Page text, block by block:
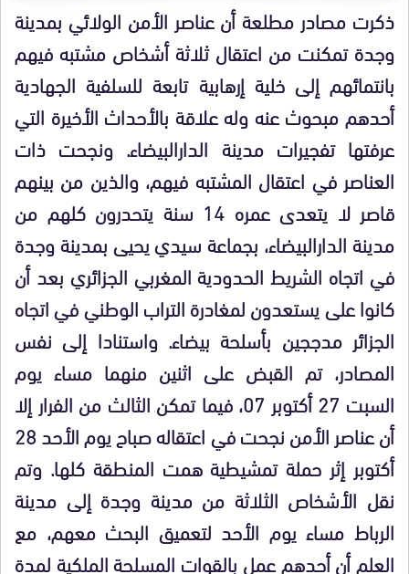
ذكرت مصادر مطلعة أن عناصر الأمن الولائي بمدينة
وجدة تمكنت من اعتقال ثلاثة أشخاص مشتبه فيهم
بانتمائهم إلى خلية إرهابية تابعة للسلفية الجهادية
أحدهم مبحوث عنه وله علاقة بالأحداث الأخيرة التي
عرفتها تفجيرات مدينة الدارالبيضاء. ونجحت ذات
العناصر في اعتقال المشتبه فيهم، والذين من بينهم
قاصر لا يتعدى عمره 14 سنة يتحدرون كلهم من
مدينة الدارالبيضاء، بجماعة سيدي يحيى بمدينة وجدة
في اتجاه الشريط الحدودية المغربي الجزائري بعد أن
كانوا على يستعدون لمغادرة التراب الوطني في اتجاه
الجزائر مدججين بأسلحة بيضاء. واستنادا إلى نفس
المصادر، تم القبض على اثنين منهما مساء يوم
السبت 27 أكتوبر 07، فيما تمكن الثالث من الفرار إلا
أن عناصر الأمن نجحت في اعتقاله صباح يوم الأحد 28
أكتوبر إثر حملة تمشيطية همت المنطقة كلها. وتم
نقل الأشخاص الثلاثة من مدينة وجدة إلى مدينة
الرباط مساء يوم الأحد لتعميق البحث معهم، مع
العلم أن أحدهم عمل بالقوات المسلحة الملكية لمدة